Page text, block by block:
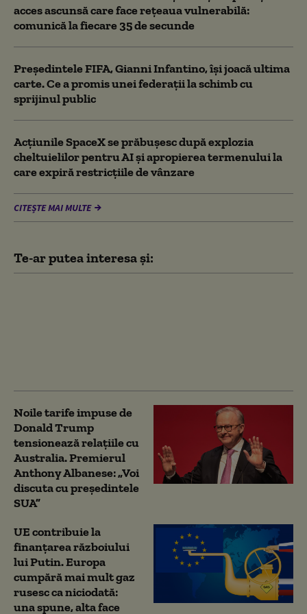
acces ascunsă care face rețeaua vulnerabilă:
comunică la fiecare 35 de secunde
Președintele FIFA, Gianni Infantino, îşi joacă ultima
carte. Ce a promis unei federații la schimb cu
sprijinul public
Acţiunile SpaceX se prăbuşesc după explozia
cheltuielilor pentru AI şi apropierea termenului la
care expiră restricţiile de vânzare
CITEȘTE MAI MULTE
Te-ar putea interesa și:
Noile tarife impuse de
Donald Trump
tensionează relațiile cu
Australia. Premierul
Anthony Albanese: „Voi
discuta cu președintele
SUA”
UE contribuie la
finanțarea războiului
lui Putin. Europa
cumpără mai mult gaz
rusesc ca niciodată:
una spune, alta face